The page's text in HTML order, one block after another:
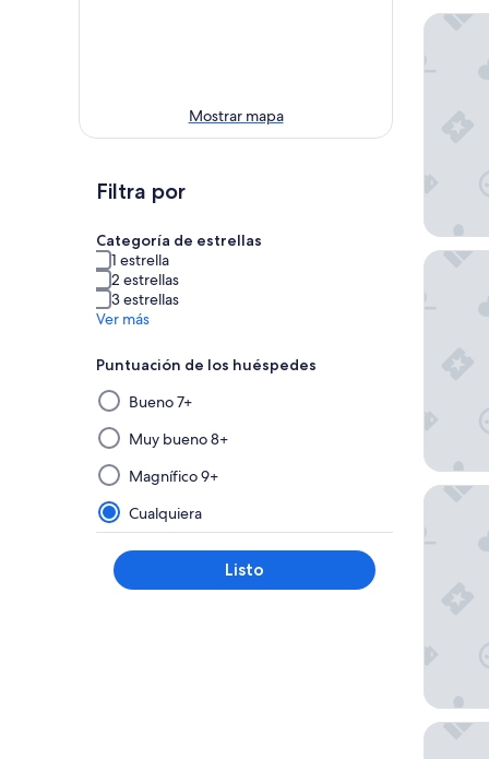
Mostrar mapa
Filtra por
Categoría de estrellas
1 estrella
2 estrellas
3 estrellas
Ver más
Puntuación de los huéspedes
Al
seleccionar
y
aplicar
un
filtro
de
este
grupo,
Bueno 7+
Muy bueno 8+
Magnífico 9+
Cualquiera
Listo
Omni
Conrad
The